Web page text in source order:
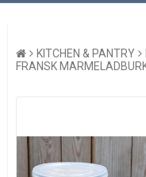
KITCHEN & PANTRY
FRANSK